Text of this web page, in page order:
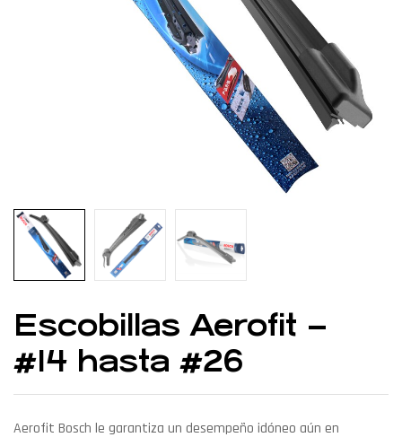
Escobillas Aerofit –
#14 hasta #26
Aerofit Bosch le garantiza un desempeño idóneo aún en